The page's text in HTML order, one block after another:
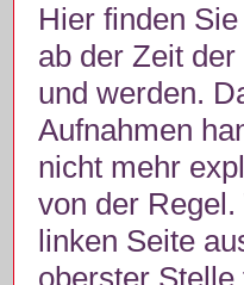
Hier finden
ab der Zeit
und werden.
Aufnahmen
nicht mehr
von der
linken Seite